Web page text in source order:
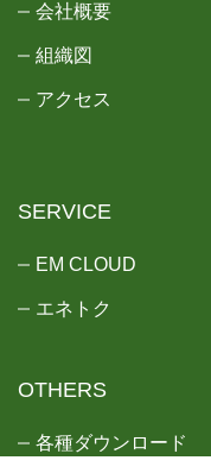
会社概要
組織図
アクセス
SERVICE
EM CLOUD
エネトク
OTHERS
各種ダウンロード